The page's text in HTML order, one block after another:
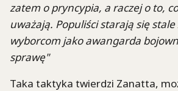
zatem o pryncypia, a raczej o to,
uważają. Populiści starają się
wyborcom jako awangarda
sprawę"
Taka taktyka twierdzi Zanatta,